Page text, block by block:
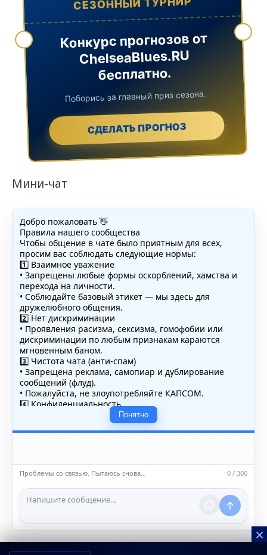
Конкурс прогнозов от
ChelseaBlues.RU
бесплатно.
Поборись за главный приз сезона.
СДЕЛАТЬ ПРОГНОЗ
Мини-чат
Добро пожаловать 👋
Правила нашего сообщества
Чтобы общение в чате было приятным для всех,
просим вас соблюдать следующие нормы:
1️⃣ Взаимное уважение
• Запрещены любые формы оскорблений, хамства и
перехода на личности.
• Соблюдайте базовый этикет — мы здесь для
дружелюбного общения.
2️⃣ Нет дискриминации
• Проявления расизма, сексизма, гомофобии или
дискриминации по любым признакам караются
мгновенным баном.
3️⃣ Чистота чата (анти-спам)
• Запрещена реклама, самопиар и дублирование
сообщений (флуд).
• Пожалуйста, не злоупотребляйте КАПСОМ.
4️⃣ Конфиденциальность
• Не публикуйте личные данные — свои или чужие
(телефоны, адреса, документы).
5️⃣ Уместность контента
насилию.
ℹ️ Модераторы и администраторы вправе удалять
сообщения и ограничивать доступ к чату при
нарушении правил.
Понятно
Проблемы со связью. Пытаюсь снова… 0 / 300
×